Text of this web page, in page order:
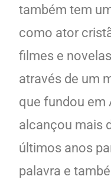
também tem
como ator
filmes e
através de um
que fundou em
alcançou mais
últimos anos
palavra e